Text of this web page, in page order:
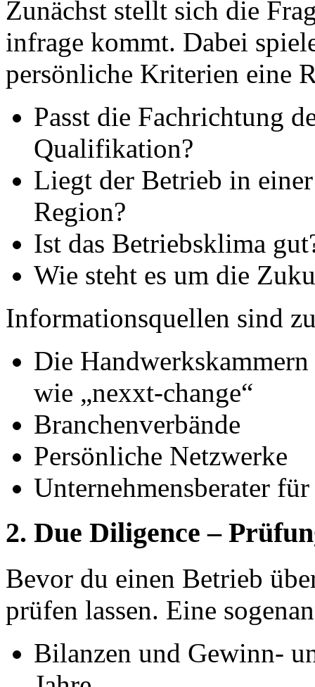
Zunächst stellt sich die
infrage kommt. Dabei
persönliche Kriterien eine
Passt die Fachrichtung
Qualifikation?
Liegt der Betrieb in
Region?
Ist das Betriebsklima
Wie steht es um die
Informationsquellen sind
Die
wie „nexxt-change“
Branchenverbände
Persönliche Netzwerke
Unternehmensberater
2. Due Diligence –
Bevor du einen Betrieb
prüfen lassen. Eine
Bilanzen und Gewinn-